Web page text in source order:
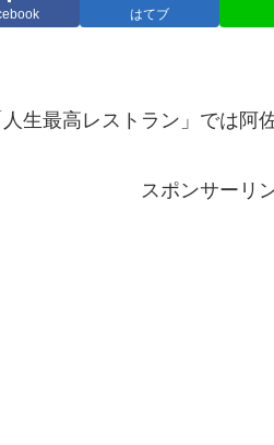
はてブ
生最高レストラン」では阿
スポンサーリ